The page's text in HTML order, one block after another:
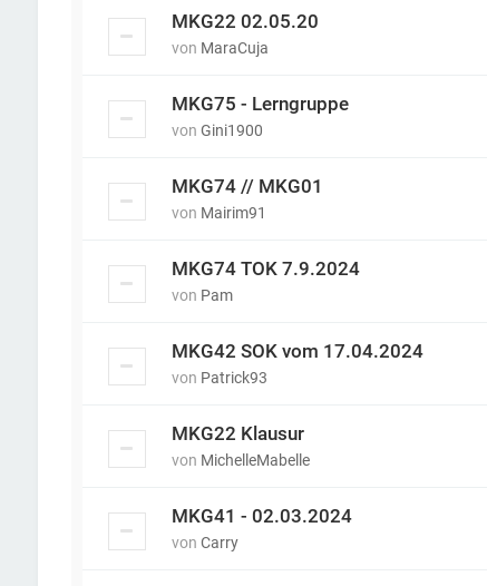
MKG22 02.05.20
von MaraCuja
MKG75 - Lerngruppe
von Gini1900
MKG74 // MKG01
von Mairim91
MKG74 TOK 7.9.2024
von Pam
MKG42 SOK vom 17.04.2024
von Patrick93
MKG22 Klausur
von MichelleMabelle
MKG41 - 02.03.2024
von Carry